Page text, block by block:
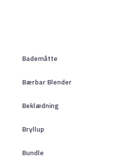
Bademåtte
Bærbar Blender
Beklædning
Bryllup
Bundle